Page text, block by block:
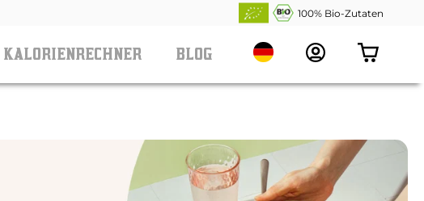
100% Bio-Zutaten
KALORIENRECHNER
BLOG
Translation
de.header.general.locale